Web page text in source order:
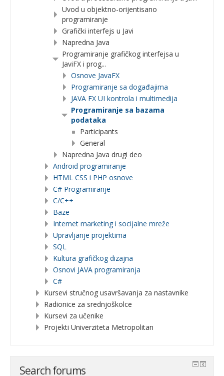
Uvod u objektno-orijentisano
programiranje
Grafički interfejs u Javi
Napredna Java
Programiranje grafičkog interfejsa u
JaviFX i prog...
Osnove JavaFX
Programiranje sa događajima
JAVA FX UI kontrola i multimedija
Programiranje sa bazama
podataka
Participants
General
Napredna Java drugi deo
Android programiranje
HTML CSS i PHP osnove
C# Programiranje
C/C++
Baze
Internet marketing i socijalne mreže
Upravljanje projektima
SQL
Kultura grafičkog dizajna
Osnovi JAVA programiranja
C#
Kursevi stručnog usavršavanja za nastavnike
Radionice za srednjoškolce
Kursevi za učenike
Projekti Univerziteta Metropolitan
Search forums